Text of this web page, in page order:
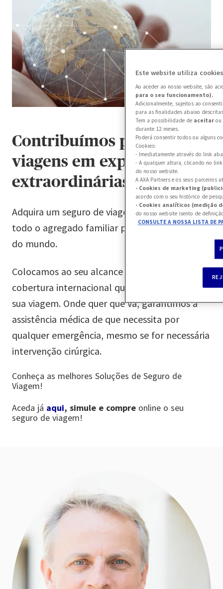
8
9
8
9
4
5
6
7
8
9
3
4
5
6
7
8
9
3
4
5
6
7
8
9
3
4
5
6
7
8
9
Contribuímos para tornar
viagens em experiências
extraordinárias
Adquira um seguro de viagem para si e/ou para
todo o agregado familiar para qualquer parte
do mundo.
Colocamos ao seu alcance uma rede médica de
cobertura internacional que o protegerá na
sua viagem. Onde quer que vá, garantimos a
assistência médica de que necessita por
qualquer emergência, mesmo se for necessária
intervenção cirúrgica.
Conheça as melhores Soluções de Seguro de
Viagem!
Aceda já aqui, simule e compre online o seu
seguro de viagem!
Este website utiliza cookies
Ao aceder ao nosso website, são
para o seu funcionamento).
Adicionalmente, sujeitos ao
para as finalidades abaixo
Tem a possibilidade de aceitarou
durante 12 meses.
Poderá consentir todos ou alguns
Cookies:
- Imediatamente através do link
- A qualquer altura, clicando no
do nosso website.
A AXA Partners e os seus
- Cookies de marketing
acordo com o seu histórico de
- Cookies analíticos (medição
do nosso website isento de
CONSULTE A NOSSA LISTA DE